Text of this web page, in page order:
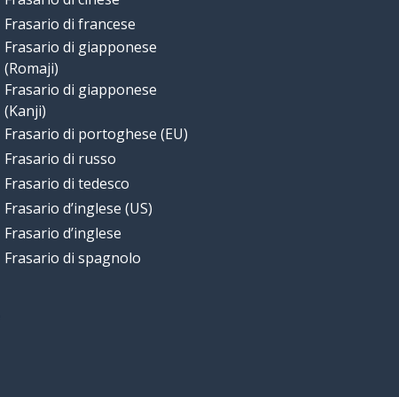
Frasario di francese
Frasario di giapponese
(Romaji)
Frasario di giapponese
(Kanji)
Frasario di portoghese (EU)
Frasario di russo
Frasario di tedesco
Frasario d’inglese (US)
Frasario d’inglese
Frasario di spagnolo